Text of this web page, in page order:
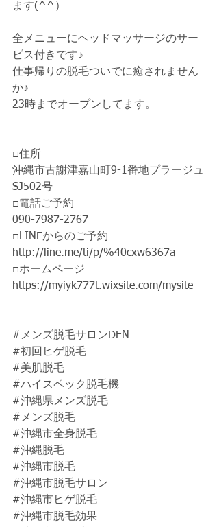
ます(^^）
全メニューにヘッドマッサージのサー
ビス付きです♪
仕事帰りの脱毛ついでに癒されません
か♪
23時までオープンしてます。
□住所
沖縄市古謝津嘉山町9-1番地プラージュ
SJ502号
□電話ご予約
090-7987-2767
□LINEからのご予約
http://line.me/ti/p/%40cxw6367a
□ホームページ
https://myiyk777t.wixsite.com/mysite
#メンズ脱毛サロンDEN
#初回ヒゲ脱毛
#美肌脱毛
#ハイスペック脱毛機
#沖縄県メンズ脱毛
#メンズ脱毛
#沖縄市全身脱毛
#沖縄脱毛
#沖縄市脱毛
#沖縄市脱毛サロン
#沖縄市ヒゲ脱毛
#沖縄市脱毛効果